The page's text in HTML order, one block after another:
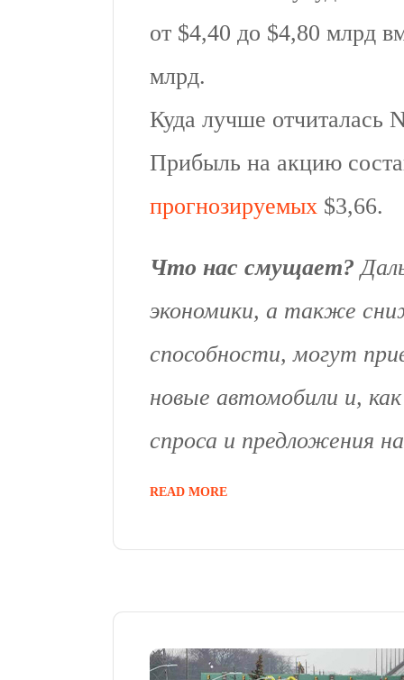
от $4,40 до $4,80 млрд
млрд.
Куда лучше отчиталась
Прибыль на акцию
прогнозируемых $3,66.
Что нас смущает?
экономики, а также
способности, могут
новые автомобили и,
спроса и предложения
READ MORE